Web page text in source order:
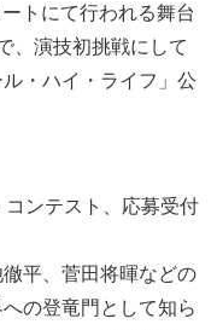
トにて行われる舞台
、演技初挑戦にして
・ハイ・ライフ」公
ンテスト、応募受付
平、菅田将暉などの
の登竜門として知ら